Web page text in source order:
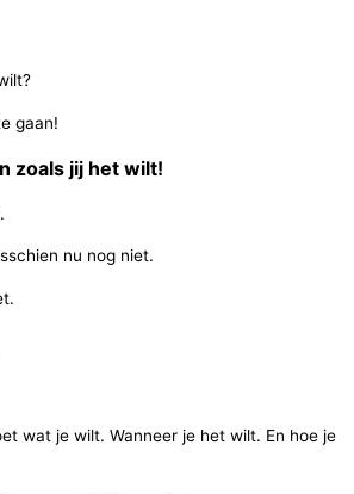
gaan!
zoals jij het wilt!
nu nog niet.
wat je wilt. Wanneer je het wilt. En hoe je